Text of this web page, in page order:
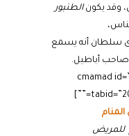
وقد يكونالطنبور
سلطان أنه يسمع
أباطيل.
[cmamad
للمريض